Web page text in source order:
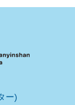
ー)